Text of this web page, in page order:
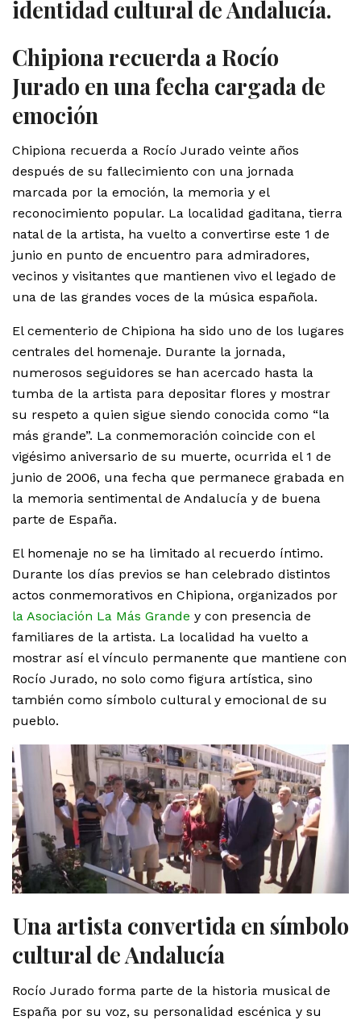
identidad cultural de Andalucía.
Chipiona recuerda a Rocío
Jurado en una fecha cargada de
emoción
Chipiona recuerda a Rocío Jurado veinte años
después de su fallecimiento con una jornada
marcada por la emoción, la memoria y el
reconocimiento popular. La localidad gaditana, tierra
natal de la artista, ha vuelto a convertirse este 1 de
junio en punto de encuentro para admiradores,
vecinos y visitantes que mantienen vivo el legado de
una de las grandes voces de la música española.
El cementerio de Chipiona ha sido uno de los lugares
centrales del homenaje. Durante la jornada,
numerosos seguidores se han acercado hasta la
tumba de la artista para depositar flores y mostrar
su respeto a quien sigue siendo conocida como “la
más grande”. La conmemoración coincide con el
vigésimo aniversario de su muerte, ocurrida el 1 de
junio de 2006, una fecha que permanece grabada en
la memoria sentimental de Andalucía y de buena
parte de España.
El homenaje no se ha limitado al recuerdo íntimo.
Durante los días previos se han celebrado distintos
actos conmemorativos en Chipiona, organizados por
la Asociación La Más Grande y con presencia de
familiares de la artista. La localidad ha vuelto a
mostrar así el vínculo permanente que mantiene con
Rocío Jurado, no solo como figura artística, sino
también como símbolo cultural y emocional de su
pueblo.
Una artista convertida en símbolo
cultural de Andalucía
Rocío Jurado forma parte de la historia musical de
España por su voz, su personalidad escénica y su